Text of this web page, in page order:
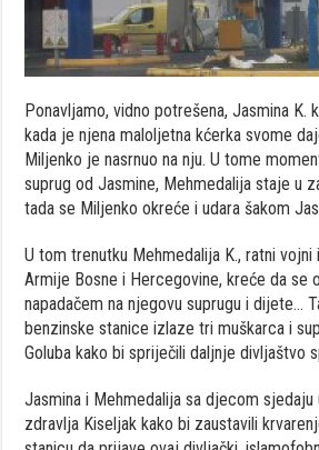
Ponavljamo, vidno potrešena, Jasmina K.
kada je njena maloljetna kćerka svome
Miljenko je nasrnuo na nju. U tome
suprug od Jasmine, Mehmedalija staje u
tada se Miljenko okreće i udara šakom
U tom trenutku Mehmedalija K., ratni vojni
Armije Bosne i Hercegovine, kreće da se
napadačem na njegovu suprugu i dijete…
benzinske stanice izlaze tri muškarca i
Goluba kako bi spriječili daljnje divljaštvo
Jasmina i Mehmedalija sa djecom
zdravlja Kiseljak kako bi zaustavili